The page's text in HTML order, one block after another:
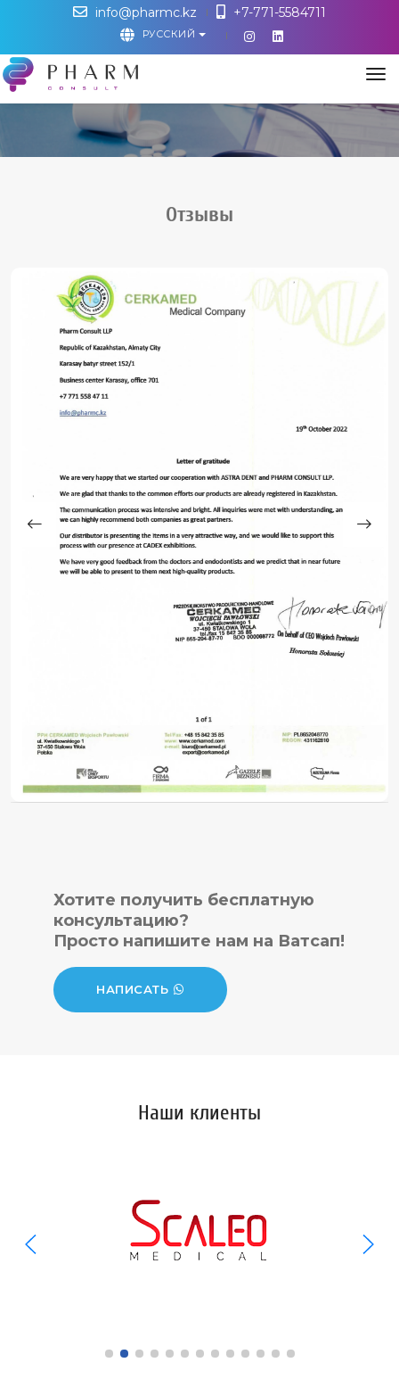
info@pharmc.kz +7-771-5584711
РУССКИЙ
Отзывы
Хотите получить бесплатную
консультацию?
Просто напишите нам на Ватсап!
НАПИСАТЬ
Наши клиенты